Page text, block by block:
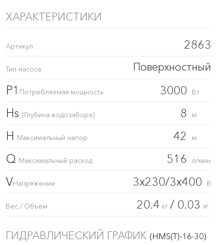
ХАРАКТЕРИСТИКИ
Артикул 2863
Тип насоса Поверхностный
P1 Потребляемая мощность 3000 Вт
Hs (Глубина водозабора) 8 м
H Максимальный напор 42 м
Q Максимальный расход 516 л/мин
VНапряжение 3x230/3x400 В
Вес / Объём 20.4 кг / 0.03 ㎥
ГИДРАВЛИЧЕСКИЙ ГРАФИК (HMS(T)-16-30)